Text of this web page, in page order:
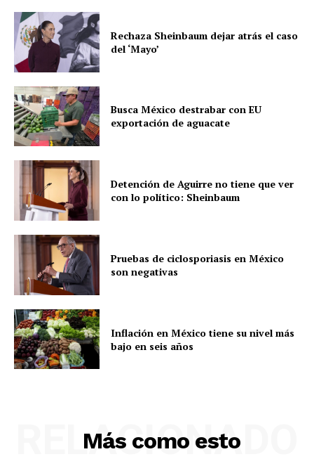
Rechaza Sheinbaum dejar atrás el caso
del ‘Mayo’
Busca México destrabar con EU
exportación de aguacate
Detención de Aguirre no tiene que ver
con lo político: Sheinbaum
Pruebas de ciclosporiasis en México
son negativas
Inflación en México tiene su nivel más
bajo en seis años
Más como esto
RELACIONADO